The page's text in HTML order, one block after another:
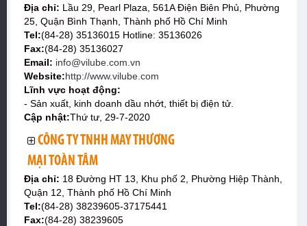
Địa chỉ: Lầu 29, Pearl Plaza, 561A Điện Biên Phủ, Phường
25, Quận Bình Thạnh, Thành phố Hồ Chí Minh
Tel:(84-28) 35136015 Hotline: 35136026
Fax:(84-28) 35136027
Email: info@vilube.com.vn
Website:http://www.vilube.com
Lĩnh vực hoạt động:
- Sản xuất, kinh doanh dầu nhớt, thiết bị điện tử.
Cập nhật:Thứ tư, 29-7-2020
CÔNG TY TNHH MAY THƯƠNG
MẠI TOÀN TÂM
Địa chỉ: 18 Đường HT 13, Khu phố 2, Phường Hiệp Thành,
Quận 12, Thành phố Hồ Chí Minh
Tel:(84-28) 38239605-37175441
Fax:(84-28) 38239605